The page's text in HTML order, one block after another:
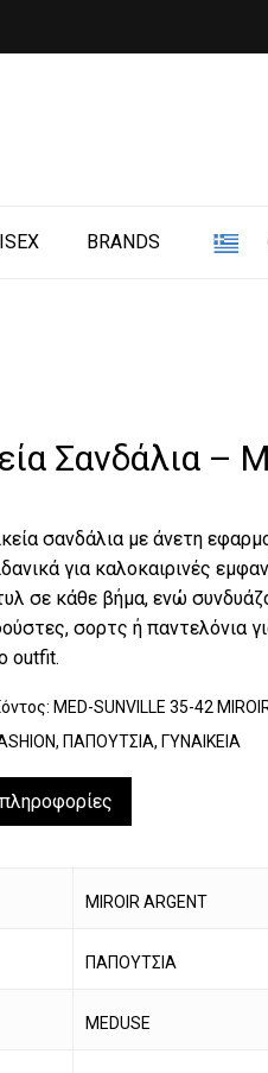
BRANDS
Σανδάλια –
σανδάλια με άνετη
για καλοκαιρινές
σε κάθε βήμα, ενώ
σορτς ή παντελόνια
outfit.
MED-SUNVILLE 35-42
, ΠΑΠΟΥΤΣΙΑ, ΓΥΝΑΙΚΕΙΑ
MIROIR ARGENT
ΠΑΠΟΥΤΣΙΑ
MEDUSE